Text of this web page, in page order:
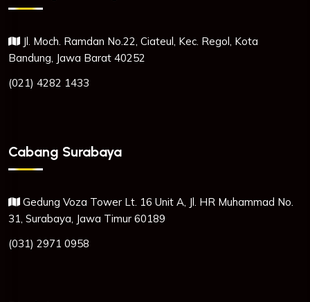
Jl. Moch. Ramdan No.22, Ciateul, Kec. Regol, Kota
Bandung, Jawa Barat 40252
(021) 4282 1433
Cabang Surabaya
Gedung Voza Tower Lt. 16 Unit A, Jl. HR Muhammad No.
31, Surabaya, Jawa Timur 60189
(031) 2971 0958